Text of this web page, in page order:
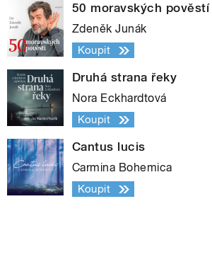
50 moravských pověstí
Zdeněk Junák
Koupit
Druhá strana řeky
Nora Eckhardtová
Koupit
Cantus lucis
Carmina Bohemica
Koupit